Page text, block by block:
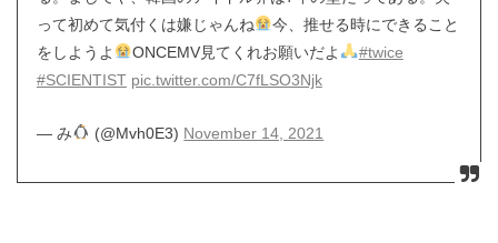
って初めて気付くは嫌じゃんね
今、推せる時にできること
をしようよ
ONCEMV見てくれお願いだよ
#twice
#SCIENTIST pic.twitter.com/C7fLSO3Njk
— み (@Mvh0E3) November 14, 2021